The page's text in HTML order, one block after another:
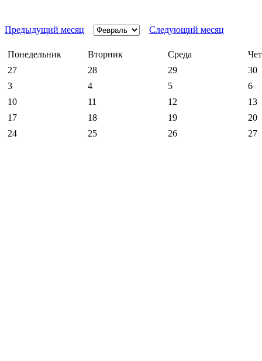
Предыдущий месяц Следующий месяц
Понедельник Вторник Среда
27
28 29
30
3
4 5
6
10
11 12
13
17
18 19
20
24
25 26 27